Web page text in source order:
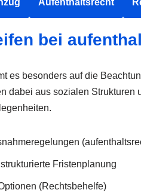
bei
es besonders auf die
dabei aus sozialen
Fristenplanung
(Rechtsbehelfe)